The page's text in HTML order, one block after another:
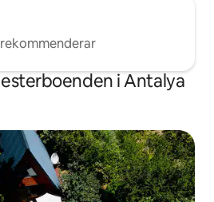
i Antalya